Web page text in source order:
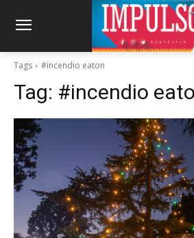
Tags #incendio eaton
Tag: #incendio